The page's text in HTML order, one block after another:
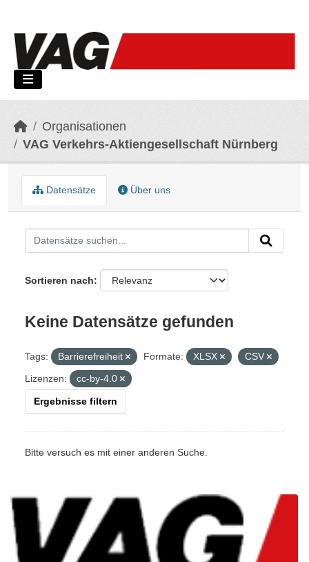
Organisationen
VAG Verkehrs-Aktiengesellschaft Nürnberg
Datensätze Über uns
Sortieren nach
Keine Datensätze gefunden
Tags: Barrierefreiheit Formate: XLSX
CSV
Lizenzen:
cc-by-4.0
Ergebnisse filtern
Bitte versuch es mit einer anderen Suche.